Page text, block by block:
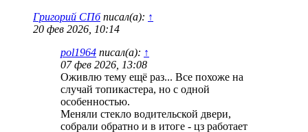
Григорий СПбписал(а): ↑
20 фев 2026, 10:14
pol1964 писал(а): ↑
07 фев 2026, 13:08
Оживлю тему ещё раз... Все похоже на
случай топикастера, но с одной
особенностью.
Меняли стекло водительской двери,
собрали обратно и в итоге - цз работает